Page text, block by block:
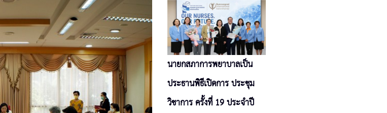
นายกสภาการพยาบาลเป็น
ประธานพิธีเปิดการ ประชุม
วิชาการ ครั้งที่ 19 ประจำปี